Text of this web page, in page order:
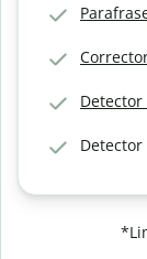
Detector